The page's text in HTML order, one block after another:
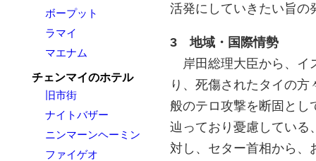
ボープット
ラマイ
マエナム
チェンマイのホテル
旧市街
ナイトバザー
ニンマーンヘーミン
ファイゲオ
活発にしていきたい旨の
3 地域・国際情勢
岸田総理大臣から、イ
り、死傷されたタイの
般のテロ攻撃を断固とし
辿っており憂慮している
対し、セター首相から、